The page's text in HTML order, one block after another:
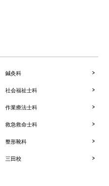
鍼灸科
社会福祉士科
作業療法士科
救急救命士科
整形靴科
三田校